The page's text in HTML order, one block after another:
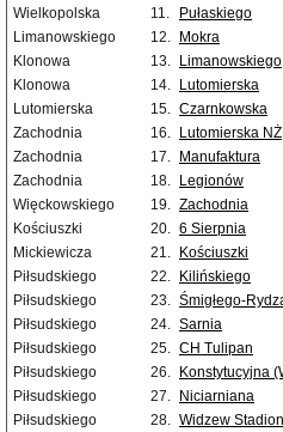
Wielkopolska
11. Pułaskiego
Limanowskiego
12. Mokra
Klonowa
13. Limanowskiego
Klonowa
14. Lutomierska
Lutomierska
15. Czarnkowska
Zachodnia
16. Lutomierska NŻ
Zachodnia
17. Manufaktura
Zachodnia
18. Legionów
Więckowskiego
19. Zachodnia
Kościuszki
20. 6 Sierpnia
Mickiewicza
21. Kościuszki
Piłsudskiego
22. Kilińskiego
Piłsudskiego
23. Śmigłego-
Piłsudskiego
24. Sarnia
Piłsudskiego
25. CH Tulipan
Piłsudskiego
26. Konstytucyjna
Piłsudskiego
27. Niciarniana
Piłsudskiego
28. Widzew Stadion